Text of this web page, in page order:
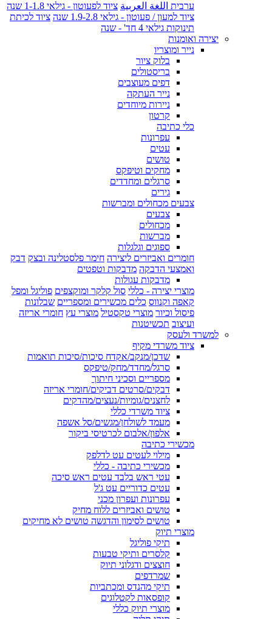
ערבית اللغة العربية ציוד לפעוטון - גילאי 1-1.8 שנה
ציוד למעון / פעוטון - גילאי 1.9-2.8 שנה
ציוד לכיתת
תינוקות גילאי 4 חד' - שנה
יצירה ואומנות
נייר ומוצריו
בלוק ציור
בריסטולים
דפים מעוצבים
נייר העתקה
ניירות מיוחדים
קרטון
כלי כתיבה
עפרונות
עטים
טושים
מחקים וטיפקס
סרגלים ומחדדים
גירים
צבעים מכחולים ומברשות
צבעים
מכחולים
מברשות
ספוגים וגלגלות
חומרים ואביזרים ליצירה חימר פלסטלינה ובצק דבק
ואמצעי הדבקה מדבקות וטפטים
מדבקות עגולות
מוצרי יצירה - כללי סול קלקר ומוקצפים פוליגל ומפל
קאפה וקנווס כלים מכשירים ומספריים שבלונות
פיסול וכיור מוצרי טקסטיל מוצרי עץ חומרי אריזה
ועיצוב תכשיטנות
למשרד ולעסק
ציוד משרדי מקיף
שדכן/מנקב/אקדח סיכות/סיכות תואמות
סרגל/מחדד/מחק/טיפקס
מספריים וסכיני חיתוך
דבקים/סרטים דביקים/חומרי אריזה
לחצנים/גומיות/נעצים/מהדקים
ציוד משרדי כללי
מעמד לשולחן/מגשים/סל אשפה
אלפון/אלבום לכרטיסי ביקור
מכשירי כתיבה
מילוי לעטים עט לדלפק
מכשירי כתיבה - כללי
עטי ראש בלבד עטים ראש סיכה
עטים כדוריים עט ג'ל
עפרונות ועפרון מכני
טושים ואביזרים ללוח מחיק
טושים לסימון והדגשה טושים לא מחיקים
מוצרי תיוק
תיקי פוליגל
קלסרים ותיקי טבעות
חוצצים ודגלוני תיוק
שמרדפים
תיקי מהנדס ומכתביות
קופסאות לקטלוגים
מוצרי תיוק כללי